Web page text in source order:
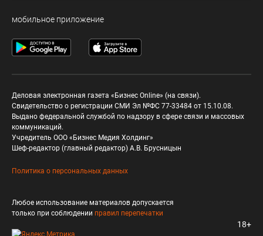
мобильное приложение
Деловая электронная газета «Бизнес Online» (на связи).
Свидетельство о регистрации СМИ Эл №ФС 77-33484 от 15.10.08.
Выдано федеральной службой по надзору в сфере связи и массовых
коммуникаций.
Учредитель ООО «Бизнес Медия Холдинг»
Шеф-редактор (главный редактор) А.В. Брусницын
Политика о персональных данных
Любое использование материалов допускается
только при соблюдении правил перепечатки
18+